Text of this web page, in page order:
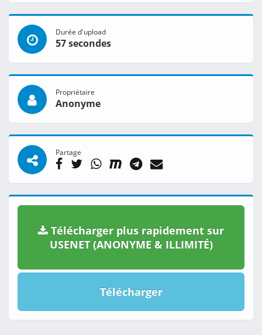
Durée d'upload
57 secondes
Propriétaire
Anonyme
Partage
Télécharger plus rapidement sur
USENET (ANONYME & ILLIMITÉ)
Télécharger